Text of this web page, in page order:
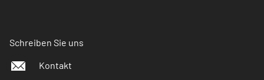
Schreiben Sie uns
Kontakt